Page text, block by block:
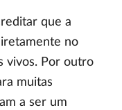
que a
no
vivos. Por outro
muitas
a ser um